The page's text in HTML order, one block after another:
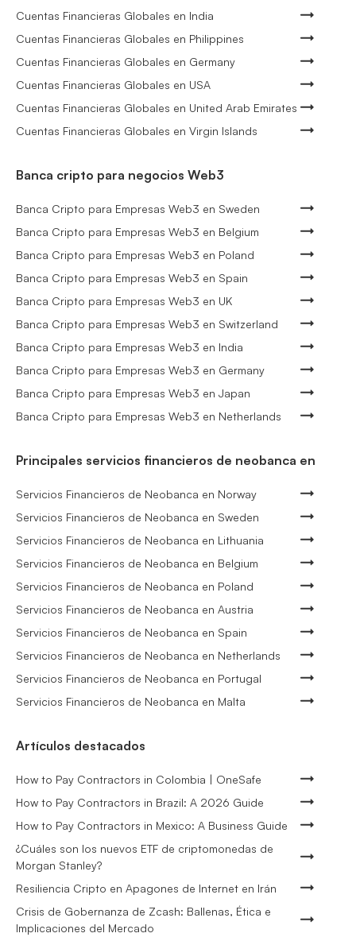
Cuentas Financieras Globales en India
Cuentas Financieras Globales en Philippines
Cuentas Financieras Globales en Germany
Cuentas Financieras Globales en USA
Cuentas Financieras Globales en United Arab Emirates
Cuentas Financieras Globales en Virgin Islands
Banca cripto para negocios Web3
Banca Cripto para Empresas Web3 en Sweden
Banca Cripto para Empresas Web3 en Belgium
Banca Cripto para Empresas Web3 en Poland
Banca Cripto para Empresas Web3 en Spain
Banca Cripto para Empresas Web3 en UK
Banca Cripto para Empresas Web3 en Switzerland
Banca Cripto para Empresas Web3 en India
Banca Cripto para Empresas Web3 en Germany
Banca Cripto para Empresas Web3 en Japan
Banca Cripto para Empresas Web3 en Netherlands
Principales servicios financieros de neobanca en
Servicios Financieros de Neobanca en Norway
Servicios Financieros de Neobanca en Sweden
Servicios Financieros de Neobanca en Lithuania
Servicios Financieros de Neobanca en Belgium
Servicios Financieros de Neobanca en Poland
Servicios Financieros de Neobanca en Austria
Servicios Financieros de Neobanca en Spain
Servicios Financieros de Neobanca en Netherlands
Servicios Financieros de Neobanca en Portugal
Servicios Financieros de Neobanca en Malta
Artículos destacados
How to Pay Contractors in Colombia | OneSafe
How to Pay Contractors in Brazil: A 2026 Guide
How to Pay Contractors in Mexico: A Business Guide
¿Cuáles son los nuevos ETF de criptomonedas de
Morgan Stanley?
Resiliencia Cripto en Apagones de Internet en Irán
Crisis de Gobernanza de Zcash: Ballenas, Ética e
Implicaciones del Mercado